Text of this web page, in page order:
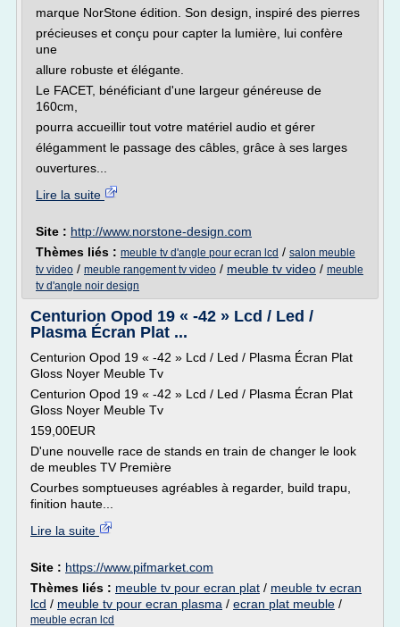
marque NorStone édition. Son design, inspiré des pierres
précieuses et conçu pour capter la lumière, lui confère
une
allure robuste et élégante.
Le FACET, bénéficiant d'une largeur généreuse de
160cm,
pourra accueillir tout votre matériel audio et gérer
élégamment le passage des câbles, grâce à ses larges
ouvertures...
Lire la suite
Site : http://www.norstone-design.com
Thèmes liés : meuble tv d'angle pour ecran lcd / salon meuble
tv video / meuble rangement tv video / meuble tv video / meuble
tv d'angle noir design
Centurion Opod 19 « -42 » Lcd / Led /
Plasma Écran Plat ...
Centurion Opod 19 « -42 » Lcd / Led / Plasma Écran Plat
Gloss Noyer Meuble Tv
Centurion Opod 19 « -42 » Lcd / Led / Plasma Écran Plat
Gloss Noyer Meuble Tv
159,00EUR
D'une nouvelle race de stands en train de changer le look
de meubles TV Première
Courbes somptueuses agréables à regarder, build trapu,
finition haute...
Lire la suite
Site : https://www.pifmarket.com
Thèmes liés : meuble tv pour ecran plat / meuble tv ecran
lcd / meuble tv pour ecran plasma / ecran plat meuble /
meuble ecran lcd